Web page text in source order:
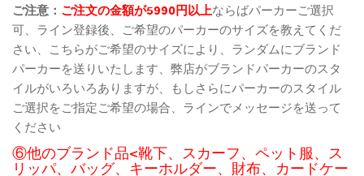
ご注意： ご注文の金額が5990円以上ならばパーカーご選択
可、ライン登録後、ご希望のパーカーのサイズを教えてくだ
さい、こちらがご希望のサイズにより、ランダムにブランド
パーカーを送りいたします、弊店がブランドパーカーのスタ
イルがいろいろありますが、もしさらにパーカーのスタイル
ご選択をご指定ご希望の場合、ラインでメッセージを送って
ください
⑥他のブランド品<靴下、スカーフ、ペット服、ス
リッパ、バッグ、キーホルダー、財布、カードケー